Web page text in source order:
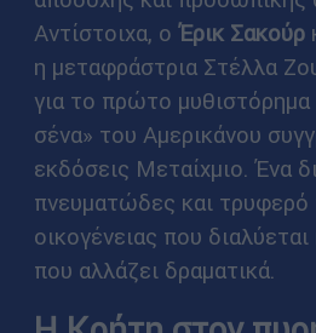
Αντίστοιχα, ο Έρικ Σακούρ
η μεταφράστρια Στέλλα
για το πρώτο
σένα» του Αμερικάνου
εκδόσεις Μεταίχμιο. Ένα
πνευματώδες και τρυφερό
οικογένειας που
που αλλάζει δραματικά.